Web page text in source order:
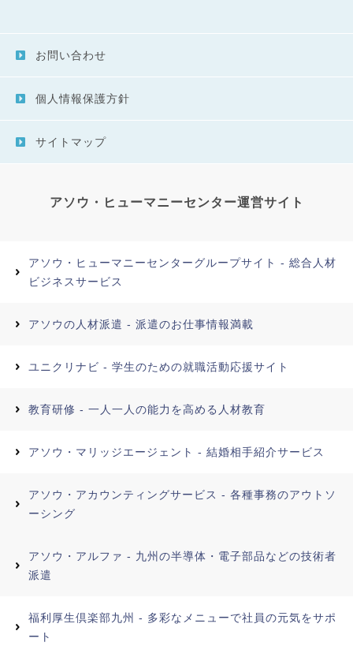
お問い合わせ
個人情報保護方針
サイトマップ
アソウ・ヒューマニーセンター運営サイト
アソウ・ヒューマニーセンターグループサイト - 総合人材
ビジネスサービス
アソウの人材派遣 - 派遣のお仕事情報満載
ユニクリナビ - 学生のための就職活動応援サイト
教育研修 - 一人一人の能力を高める人材教育
アソウ・マリッジエージェント - 結婚相手紹介サービス
アソウ・アカウンティングサービス - 各種事務のアウトソ
ーシング
アソウ・アルファ - 九州の半導体・電子部品などの技術者
派遣
福利厚生倶楽部九州 - 多彩なメニューで社員の元気をサポ
ート